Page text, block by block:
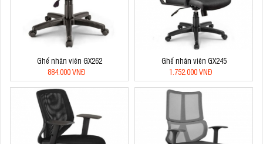
Ghế nhân viên GX262
884.000 VNĐ
Ghế nhân viên GX245
1.752.000 VNĐ